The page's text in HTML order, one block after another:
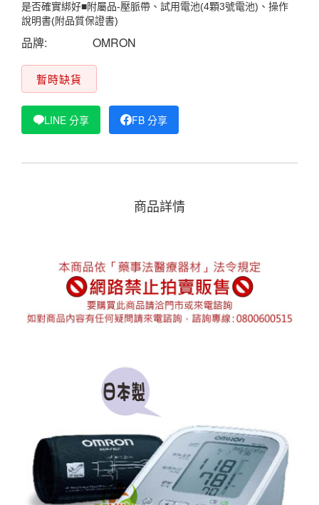
是否確實綁好■附屬品-壓脈帶、試用電池(4顆3號電池)、操作
說明書(附品質保證書)
品牌: OMRON
暫時缺貨
LINE 分享 FB 分享
商品詳情